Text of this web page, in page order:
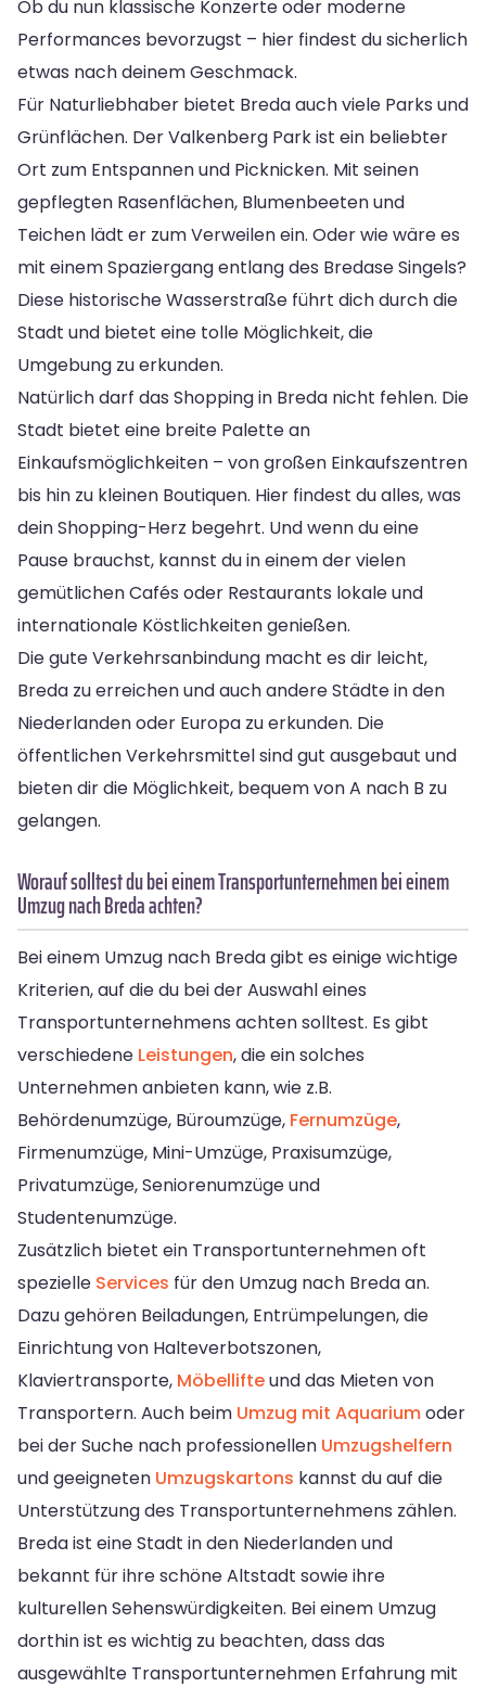
Ob du nun klassische Konzerte oder moderne
Performances bevorzugst – hier findest du sicherlich
etwas nach deinem Geschmack.
Für Naturliebhaber bietet Breda auch viele Parks und
Grünflächen. Der Valkenberg Park ist ein beliebter
Ort zum Entspannen und Picknicken. Mit seinen
gepflegten Rasenflächen, Blumenbeeten und
Teichen lädt er zum Verweilen ein. Oder wie wäre es
mit einem Spaziergang entlang des Bredase Singels?
Diese historische Wasserstraße führt dich durch die
Stadt und bietet eine tolle Möglichkeit, die
Umgebung zu erkunden.
Natürlich darf das Shopping in Breda nicht fehlen. Die
Stadt bietet eine breite Palette an
Einkaufsmöglichkeiten – von großen Einkaufszentren
bis hin zu kleinen Boutiquen. Hier findest du alles, was
dein Shopping-Herz begehrt. Und wenn du eine
Pause brauchst, kannst du in einem der vielen
gemütlichen Cafés oder Restaurants lokale und
internationale Köstlichkeiten genießen.
Die gute Verkehrsanbindung macht es dir leicht,
Breda zu erreichen und auch andere Städte in den
Niederlanden oder Europa zu erkunden. Die
öffentlichen Verkehrsmittel sind gut ausgebaut und
bieten dir die Möglichkeit, bequem von A nach B zu
gelangen.
Worauf solltest du bei einem Transportunternehmen bei einem
Umzug nach Breda achten?
Bei einem Umzug nach Breda gibt es einige wichtige
Kriterien, auf die du bei der Auswahl eines
Transportunternehmens achten solltest. Es gibt
verschiedene Leistungen, die ein solches
Unternehmen anbieten kann, wie z.B.
Behördenumzüge, Büroumzüge, Fernumzüge,
Firmenumzüge, Mini-Umzüge, Praxisumzüge,
Privatumzüge, Seniorenumzüge und
Studentenumzüge.
Zusätzlich bietet ein Transportunternehmen oft
spezielle Services für den Umzug nach Breda an.
Dazu gehören Beiladungen, Entrümpelungen, die
Einrichtung von Halteverbotszonen,
Klaviertransporte, Möbellifteund das Mieten von
Transportern. Auch beim Umzug mit Aquariumoder
bei der Suche nach professionellen Umzugshelfern
und geeigneten Umzugskartons kannst du auf die
Unterstützung des Transportunternehmens zählen.
Breda ist eine Stadt in den Niederlanden und
bekannt für ihre schöne Altstadt sowie ihre
kulturellen Sehenswürdigkeiten. Bei einem Umzug
dorthin ist es wichtig zu beachten, dass das
ausgewählte Transportunternehmen Erfahrung mit